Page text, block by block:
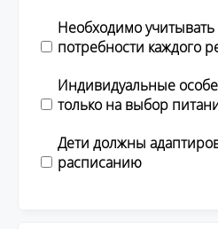
Необходимо
потребности каждого
Индивидуальные
только на выбор
Дети должны
расписанию